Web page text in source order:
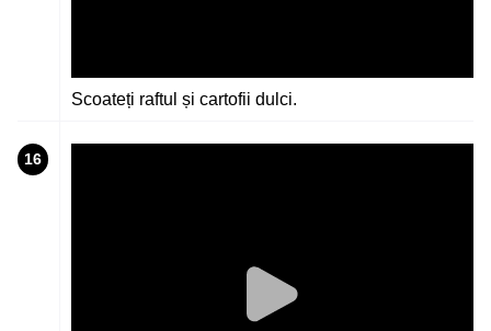
Scoateți raftul și cartofii dulci.
16